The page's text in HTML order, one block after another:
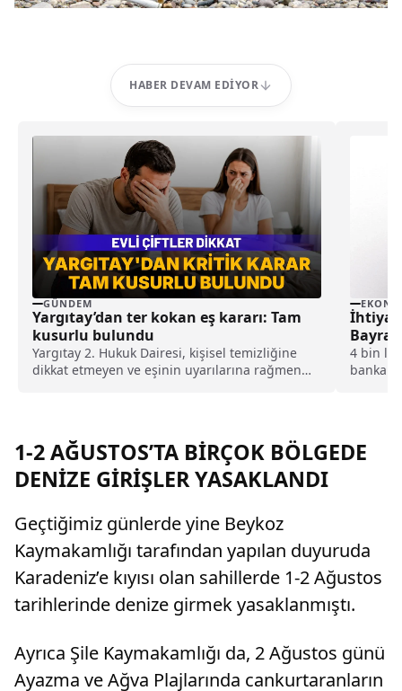
HABER DEVAM EDIYOR
GÜNDEM
Yargıtay’dan ter kokan eş kararı: Tam
kusurlu bulundu
Yargıtay 2. Hukuk Dairesi, kişisel temizliğine
dikkat etmeyen ve eşinin uyarılarına rağmen
lira tazminat ödemesine karar verildi.
İhtiyaç
4 bin
banka
1-2 AĞUSTOS’TA BİRÇOK BÖLGEDE
DENİZE GİRİŞLER YASAKLANDI
Geçtiğimiz günlerde yine Beykoz
Kaymakamlığı tarafından yapılan duyuruda
Karadeniz’e kıyısı olan sahillerde 1-2 Ağustos
tarihlerinde denize girmek yasaklanmıştı.
Ayrıca Şile Kaymakamlığı da, 2 Ağustos günü
Ayazma ve Ağva Plajlarında cankurtaranların